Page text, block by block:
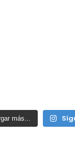
más...